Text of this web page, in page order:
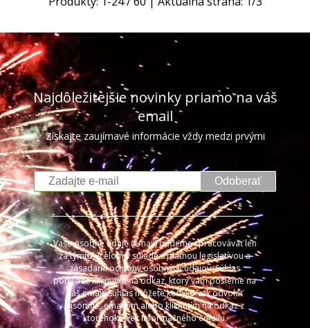
Najdôležitejšie novinky priamo na váš
email
Získajte zaujímavé informácie vždy medzi prvými
Odoberať
Vaše osobné údaje (email) budeme spracovávať len
za týmto účelom v súlade s platnou legislatívou a
zásadami ochrany osobných údajov. Súhlas
potvrdíte kliknutím na odkaz, ktorý vám pošleme na
váš email. Súhlas môžete kedykoľvek odvolať
písomne, emailom alebo kliknutím na odkaz z
ktoréhokoľvek informačného emailu.